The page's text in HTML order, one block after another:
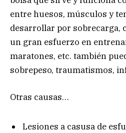
entre huesos, músculos y
desarrollar por sobrecarga,
un gran esfuerzo en
maratones, etc. también
sobrepeso, traumatismos,
Otras causas…
Lesiones a casusa de